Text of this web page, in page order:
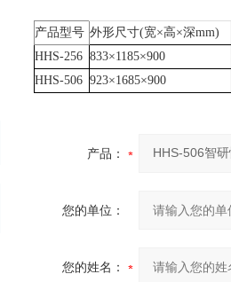
产品型号 外形尺寸(宽×高×深mm)
HHS-256 833×1185×900
HHS-506 923×1685×900
产品：
您的单位：
您的姓名：